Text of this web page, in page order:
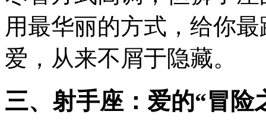
用最华丽的方式，给你
爱，从来不屑于隐藏。
三、射手座：爱的“冒险